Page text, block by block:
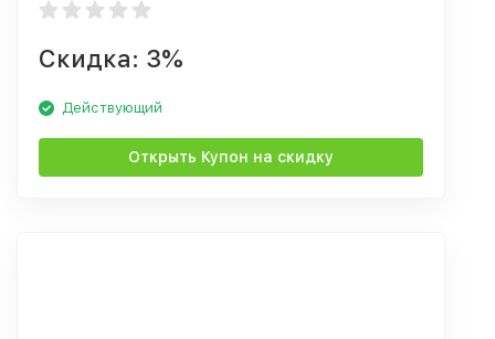
Скидка: 3%
Действующий
Открыть Купон на скидку